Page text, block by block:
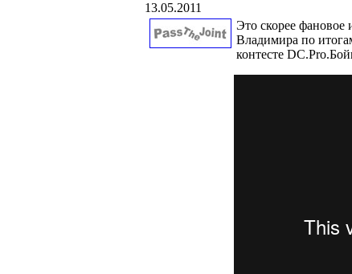
13.05.2011
Это скорее фановое
Владимира по
контесте